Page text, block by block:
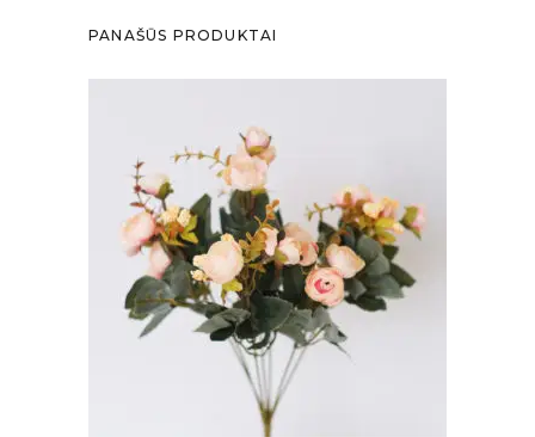
PANAŠŪS PRODUKTAI